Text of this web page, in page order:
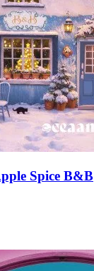
Spice B&B